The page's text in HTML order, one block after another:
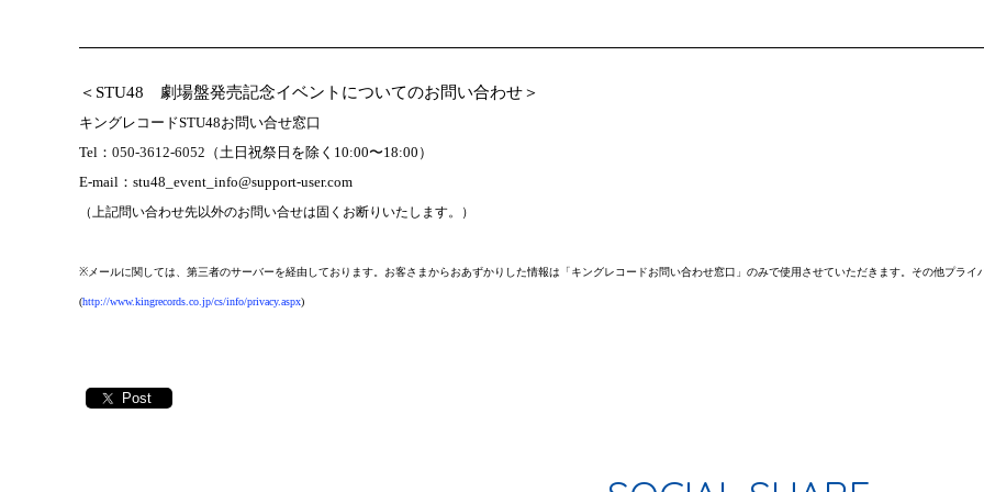
＜ STU48 劇場盤発売記念イベント についてのお問い合わせ＞
キングレコードSTU48お問い合せ窓口
Tel ： 050-3612-6052 （土日祝祭日を除く 10:00〜18:00 ）
E-mail ： stu48_event_info@support-user.com
（上記問い合わせ先以外のお問い合せは固くお断りいたします。）
※ メールに関しては、第三者のサーバーを経由しております。お客さまからおあずかりした情報は「キングレコードお問い合わせ窓口」のみで使用させていただきます。その他プライ
(http://www.kingrecords.co.jp/cs/info/privacy.aspx)
Post